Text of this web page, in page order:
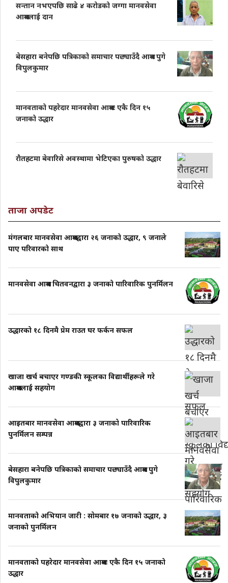
सन्तान नभएपछि साढे ४ करोडको जग्गा मानवसेवा
आश्रमलाई दान
बेसहारा बनेपछि पत्रिकाको समाचार पछ्याउँदै आश्रम पुगे
विपुलकुमार
मानवताको पहरेदार मानवसेवा आश्रमः एकै दिन १५
जनाको उद्धार
राैतहटमा बेवारिसे अवस्थामा भेटिएका पुरुषको उद्धार
ताजा अपडेट
मंगलबार मानवसेवा आश्रमद्वारा २६ जनाको उद्धार, ९ जनाले
पाए परिवारको साथ
मानवसेवा आश्रम चितवनद्वारा ३ जनाको पारिवारिक पुनर्मिलन
उद्धारको १८ दिनमै प्रेम राउत घर फर्कन सफल
खाजा खर्च बचाएर गण्डकी स्कूलका विद्यार्थीहरूले गरे
आश्रमलाई सहयाेग
आइतबार मानवसेवा आश्रमद्वारा ३ जनाकाे पारिवारिक
पुनर्मिलन सम्पन्न
बेसहारा बनेपछि पत्रिकाको समाचार पछ्याउँदै आश्रम पुगे
विपुलकुमार
मानवताको अभियान जारी : साेमबार १७ जनाको उद्धार, ३
जनाको पुनर्मिलन
मानवताको पहरेदार मानवसेवा आश्रमः एकै दिन १५ जनाको
उद्धार